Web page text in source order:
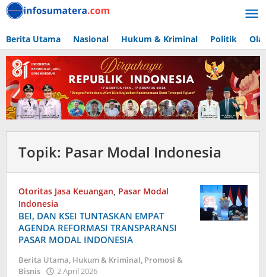
Lewati
ke
Berita Utama Nasional Hukum & Kriminal Politik
Topik: Pasar Modal Indonesia
Otoritas Jasa Keuangan, Pasar Modal
Indonesia
BEI, DAN KSEI TUNTASKAN EMPAT
AGENDA REFORMASI TRANSPARANSI
PASAR MODAL INDONESIA
Berita Utama, Hukum & Kriminal, Promosi &
Bisnis
2 April 2026